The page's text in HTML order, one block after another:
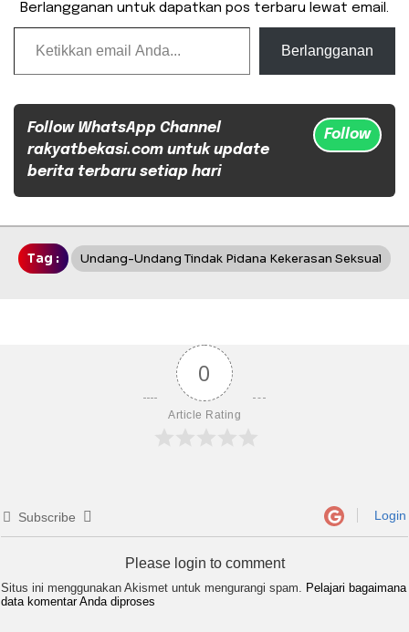
Berlangganan untuk dapatkan pos terbaru lewat email.
Ketikkan email Anda...
Berlangganan
Follow WhatsApp Channel
rakyatbekasi.com untuk update
berita terbaru setiap hari
Follow
Tag : Undang-Undang Tindak Pidana Kekerasan Seksual
0
Article Rating
Subscribe Login
Please login to comment
Situs ini menggunakan Akismet untuk mengurangi spam. Pelajari bagaimana
data komentar Anda diproses